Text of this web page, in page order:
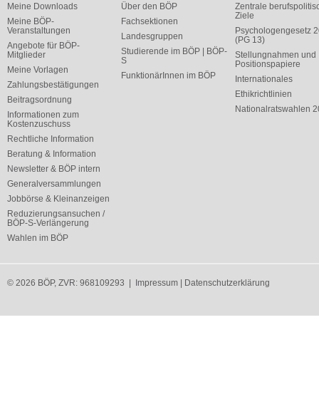
Meine Downloads
Meine BÖP-
Veranstaltungen
Angebote für BÖP-
Mitglieder
Meine Vorlagen
Zahlungsbestätigungen
Beitragsordnung
Informationen zum
Kostenzuschuss
Rechtliche Information
Beratung & Information
Newsletter & BÖP intern
Generalversammlungen
Jobbörse & Kleinanzeigen
Reduzierungsansuchen /
BÖP-S-Verlängerung
Wahlen im BÖP
Über den BÖP
Fachsektionen
Landesgruppen
Studierende im BÖP | BÖP-
S
FunktionärInnen im BÖP
Zentrale
Ziele
Psychologengesetz
(PG 13)
Stellungnahmen und
Positionspapiere
Internationales
Ethikrichtlinien
Nationalratswahlen
© 2026 BÖP, ZVR: 968109293 | Impressum | Datenschutzerklärung